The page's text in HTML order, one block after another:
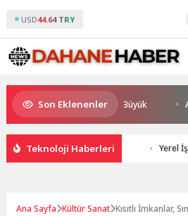
USD44.64 TRY
Son Eklenenler
Potansiyeli Çok Büyük
Teknoloji Haberleri Yerel
Ana Sayfa Kültür Sanat Kısıtlı İmkanlar,